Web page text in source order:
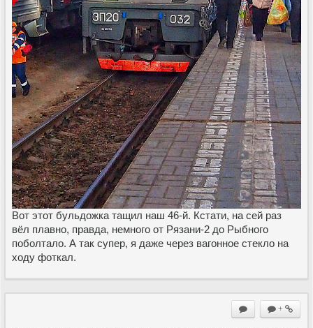
Вот этот бульдожка тащил наш 46-й. Кстати, на сей раз
вёл плавно, правда, немного от Рязани-2 до Рыбного
поболтало. А так супер, я даже через вагонное стекло на
ходу фоткал.
+